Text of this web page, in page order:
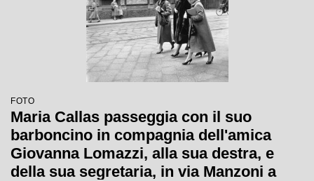
FOTO
Maria Callas passeggia con il suo
barboncino in compagnia dell'amica
Giovanna Lomazzi, alla sua destra, e
della sua segretaria, in via Manzoni a